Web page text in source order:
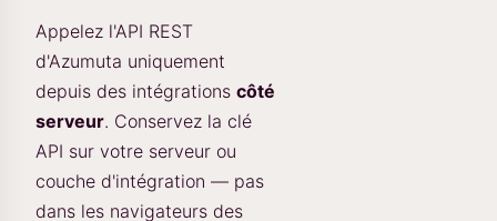
Appelez l'API REST
d'Azumuta uniquement
depuis des intégrations côté
serveur. Conservez la clé
API sur votre serveur ou
couche d'intégration — pas
dans les navigateurs des